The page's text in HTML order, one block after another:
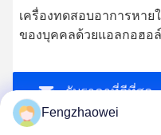
เครื่องทดสอบอาการหาย
ของบุคคลด้วยแอลกอฮอล์
รับราคาที่ดีที่สุด
Fengzhaowei